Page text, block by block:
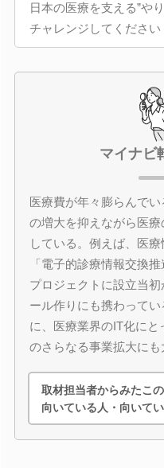
日本の医療を支える”や
チャレンジしてください
マイナビ
医療費が年々膨らんで
の増大を抑えながら医
している。例えば、医
「電子的診療情報交換
プロジェクトに設立当
ール作りにも携わって
に、医療業界のIT化に
のさらなる事業拡大にも
取材担当者からみたこ
向いている人・向いて